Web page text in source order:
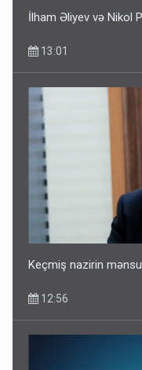
İlham Əliyev və Nikol
13:01
Keçmiş nazirin
12:56